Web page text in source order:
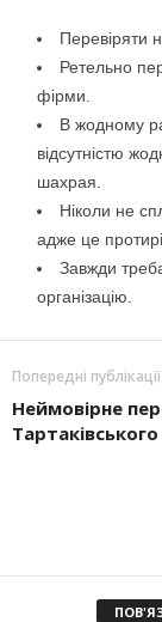
Перевіряти
Ретельно
фірми.
В жодному
відсутністю
шахрая.
Ніколи не
адже це
Завжди
організацію.
Попередні публікації
Неймовірне